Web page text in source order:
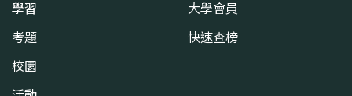
學習
考題
校園
大學會員
快速查榜